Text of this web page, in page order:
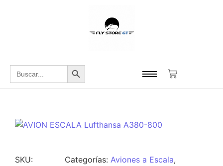
Buscar: Botón de búsqueda
SKU:
Categorías:Aviones a Escala,